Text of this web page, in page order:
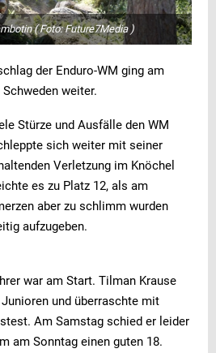
( Foto: Future7Media )
der Enduro-WM ging am
weiter.
Stürze und Ausfälle den WM
sich weiter mit seiner
Verletzung im Knöchel
es zu Platz 12, als am
aber zu schlimm wurden
aufzugeben.
war am Start. Tilman Krause
und überraschte mit
Am Samstag schied er leider
am Sonntag einen guten 18.